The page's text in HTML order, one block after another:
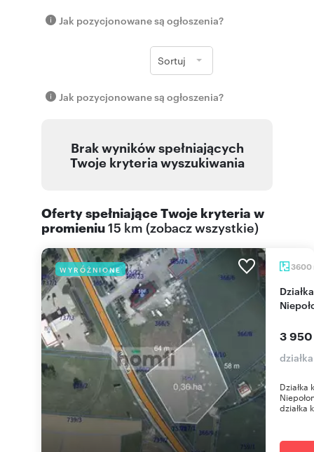
Jak pozycjonowane są ogłoszenia?
Sortuj
Jak pozycjonowane są ogłoszenia?
Brak wyników spełniających
Twoje kryteria wyszukiwania
Oferty spełniające Twoje kryteria w
promieniu15 km (zobacz wszystkie)
WYRÓŻNIONE 3600
Działka komercyjna przy ul. Brzeskiej w
3
Działka
działka